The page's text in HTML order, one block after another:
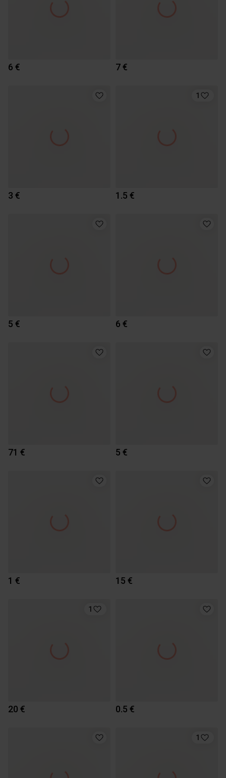
6 € 7 €
3 €
1
1.5 €
5 € 6 €
71 € 5 €
1 € 15 €
1
20 € 0.5 €
1